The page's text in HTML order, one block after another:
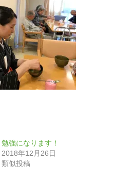
勉強になります！
2018年12月26日
類似投稿